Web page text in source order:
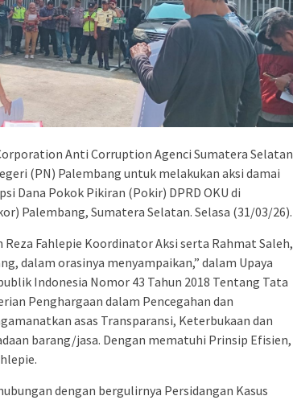
Anti Corruption Agenci Sumatera Selatan
(PN) Palembang untuk melakukan aksi damai
Dana Pokok Pikiran (Pokir) DPRD OKU di
Palembang, Sumatera Selatan. Selasa (31/03/26).
Reza Fahlepie Koordinator Aksi serta Rahmat Saleh,
dalam orasinya menyampaikan,” dalam Upaya
Indonesia Nomor 43 Tahun 2018 Tentang Tata
Penghargaan dalam Pencegahan dan
asas Transparansi, Keterbukaan dan
barang/jasa. Dengan mematuhi Prinsip Efisien,
dengan bergulirnya Persidangan Kasus